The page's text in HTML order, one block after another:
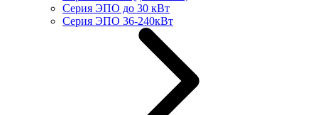
Серия ЭПО до 30 кВт
Серия ЭПО 36-240кВт